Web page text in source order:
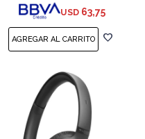
USD 63,75